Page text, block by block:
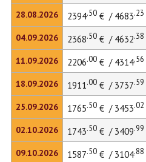
28.08.2026
04.09.2026
11.09.2026
18.09.2026
25.09.2026
02.10.2026
09.10.2026
2394.50€ / 4683.23
2368.50€ / 4632.38
2206.00€ / 4314.56
1911.00€ / 3737.59
1765.50€ / 3453.02
1743.50€ / 3409.99
1587.50€ / 3104.88